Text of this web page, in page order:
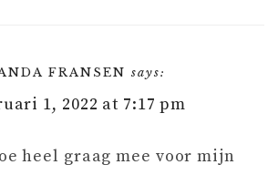
FRANSEN says:
1, 2022 at 7:17 pm
heel graag mee voor mijn